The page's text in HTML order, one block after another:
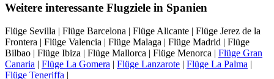
Weitere interessante Flugziele in Spanien
Flüge Sevilla | Flüge Barcelona | Flüge Alicante | Flüge Jerez de la
Frontera | Flüge Valencia | Flüge Malaga | Flüge Madrid | Flüge
Bilbao | Flüge Ibiza | Flüge Mallorca | Flüge Menorca | Flüge Gran
Canaria | Flüge La Gomera | Flüge Lanzarote | Flüge La Palma |
Flüge Teneriffa |